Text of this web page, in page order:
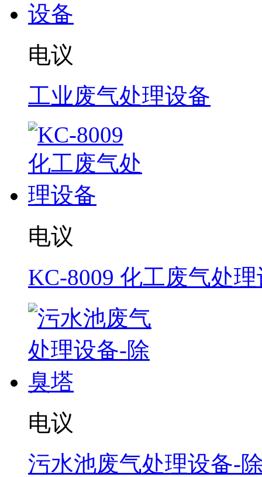
电议
工业废气处理设备
电议
KC-8009 化工废气处
电议
污水池废气处理设备-